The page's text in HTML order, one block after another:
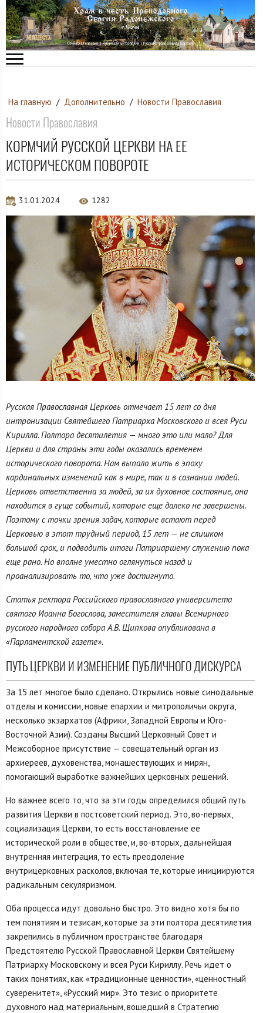
На главную / Дополнительно / Новости Православия
Новости Православия
КОРМЧИЙ РУССКОЙ ЦЕРКВИ НА ЕЕ
ИСТОРИЧЕСКОМ ПОВОРОТЕ
31.01.2024 1282
Русская Православная Церковь отмечает 15 лет со дня
интронизации Святейшего Патриарха Московского и всея Руси
Кирилла. Полтора десятилетия — много это или мало? Для
Церкви и для страны эти годы оказались временем
исторического поворота. Нам выпало жить в эпоху
кардинальных изменений как в мире, так и в сознании людей.
Церковь ответственна за людей, за их духовное состояние, она
находится в гуще событий, которые еще далеко не завершены.
Поэтому с точки зрения задач, которые встают перед
Церковью в этот трудный период, 15 лет — не слишком
большой срок, и подводить итоги Патриаршему служению пока
еще рано. Но вполне уместно оглянуться назад и
проанализировать то, что уже достигнуто.
Статья ректора Российского православного университета
святого Иоанна Богослова, заместителя главы Всемирного
русского народного собора А.В. Щипкова опубликована в
«Парламентской газете».
ПУТЬ ЦЕРКВИ И ИЗМЕНЕНИЕ ПУБЛИЧНОГО ДИСКУРСА
За 15 лет многое было сделано. Открылись новые синодальные
отделы и комиссии, новые епархии и митрополичьи округа,
несколько экзархатов (Африки, Западной Европы и Юго-
Восточной Азии). Созданы Высший Церковный Совет и
Межсоборное присутствие — совещательный орган из
архиереев, духовенства, монашествующих и мирян,
помогающий выработке важнейших церковных решений.
Но важнее всего то, что за эти годы определился общий путь
развития Церкви в постсоветский период. Это, во-первых,
социализация Церкви, то есть восстановление ее
исторической роли в обществе, и, во-вторых, дальнейшая
внутренняя интеграция, то есть преодоление
внутрицерковных расколов, включая те, которые инициируются
радикальным секуляризмом.
Оба процесса идут довольно быстро. Это видно хотя бы по
тем понятиям и тезисам, которые за эти полтора десятилетия
закрепились в публичном пространстве благодаря
Предстоятелю Русской Православной Церкви Святейшему
Патриарху Московскому и всея Руси Кириллу. Речь идет о
таких понятиях, как «традиционные ценности», «ценностный
суверенитет», «Русский мир». Это тезис о приоритете
духовного над материальным, вошедший в Стратегию